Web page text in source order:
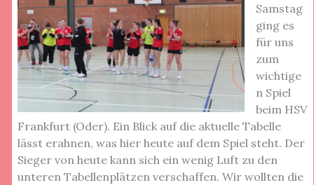
Samstag
ging es
für uns
zum
wichtige
n Spiel
beim HSV
Frankfurt (Oder). Ein Blick auf die aktuelle Tabelle
lässt erahnen, was hier heute auf dem Spiel steht. Der
Sieger von heute kann sich ein wenig Luft zu den
unteren Tabellenplätzen verschaffen. Wir wollten die